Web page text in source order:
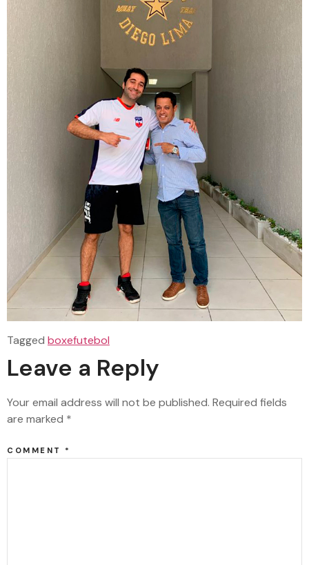
Tagged boxefutebol
Leave a Reply
Your email address will not be published. Required fields
are marked *
COMMENT *